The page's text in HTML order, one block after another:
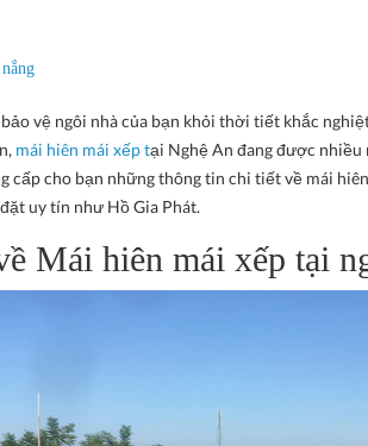
vệ ngôi nhà của bạn khỏi thời tiết khắc
mái hiên mái xếp tại Nghệ An đang được
cấp cho bạn những thông tin chi tiết về mái
uy tín như Hồ Gia Phát.
Mái hiên mái xếp tại